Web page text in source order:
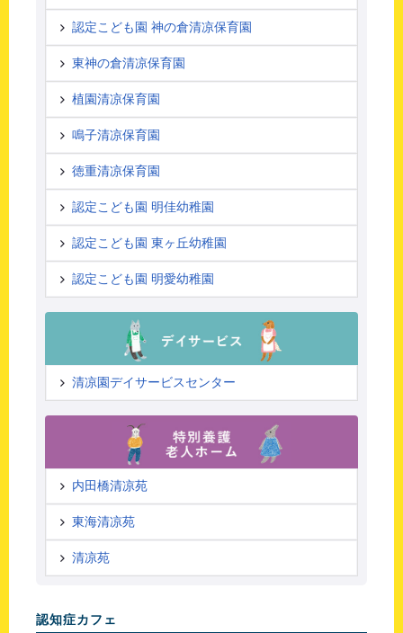
認定こども園 神の倉清凉保育園
東神の倉清凉保育園
植園清凉保育園
鳴子清凉保育園
徳重清凉保育園
認定こども園 明佳幼稚園
認定こども園 東ヶ丘幼稚園
認定こども園 明愛幼稚園
清凉園デイサービスセンター
内田橋清凉苑
東海清凉苑
清凉苑
認知症カフェ